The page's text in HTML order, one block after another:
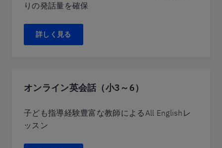
りの発話量を確保
詳しく見る
オンライン英会話（小3～6）
子ども指導経験豊富な教師によるAll Englishレ
ッスン